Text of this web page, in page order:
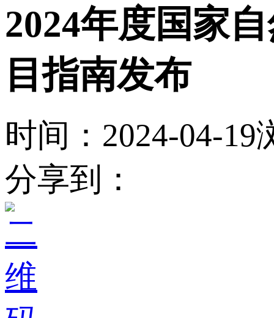
2024年度国家
目指南发布
时间：2024-04-19
分享到：